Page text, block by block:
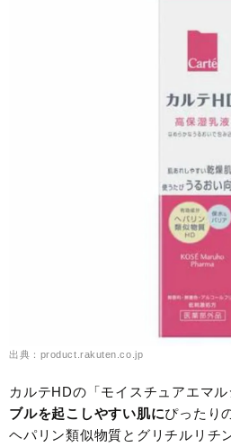
出典：product.rakuten.co.jp
カルテHDの「モイスチュアエマル
ブルを起こしやすい肌にぴったり
ヘパリン類似物質とグリチルリチ